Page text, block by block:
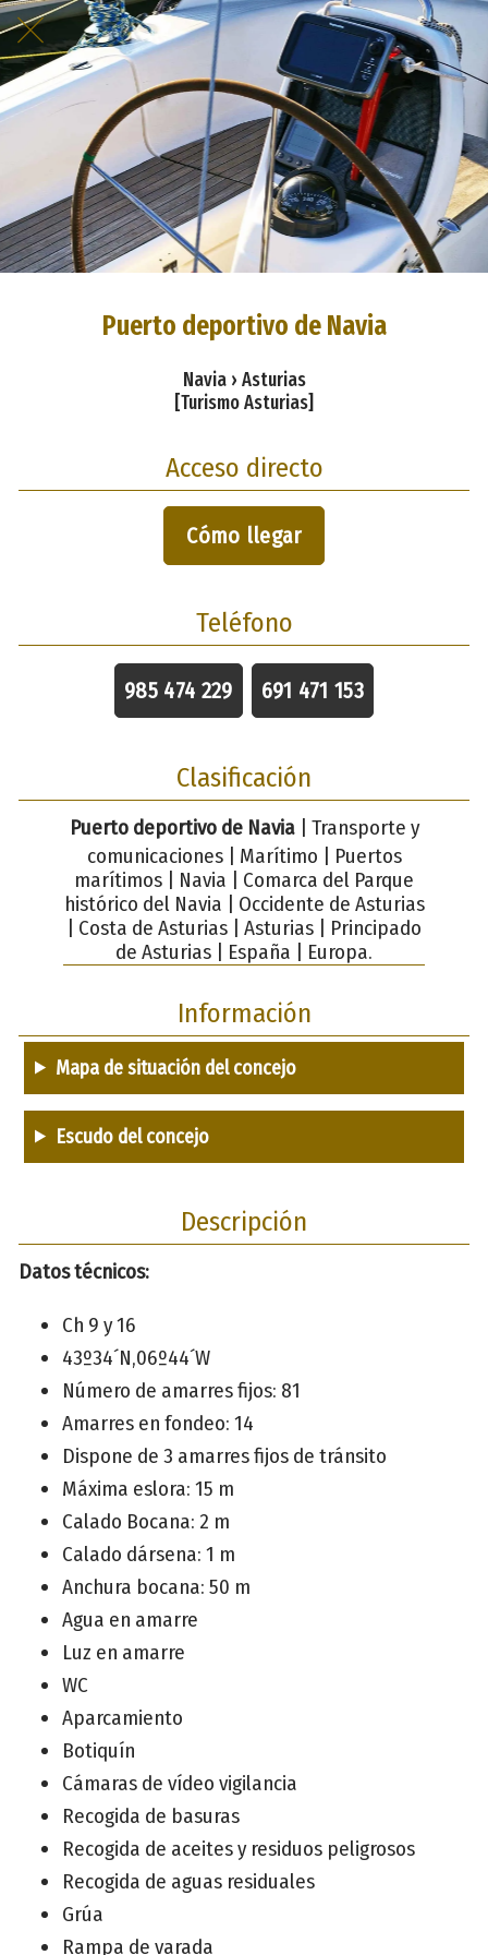
Puerto deportivo de Navia
Navia › Asturias
[Turismo Asturias]
Acceso directo
Cómo llegar
Teléfono
985 474 229 691 471 153
Clasificación
Puerto deportivo de Navia| Transporte y
comunicaciones | Marítimo | Puertos
marítimos | Navia | Comarca del Parque
histórico del Navia | Occidente de Asturias
| Costa de Asturias | Asturias | Principado
de Asturias | España | Europa.
Información
Mapa de situación del concejo
Escudo del concejo
Descripción
Datos técnicos:
Ch 9 y 16
43º34´N,06º44´W
Número de amarres fijos: 81
Amarres en fondeo: 14
Dispone de 3 amarres fijos de tránsito
Máxima eslora: 15 m
Calado Bocana: 2 m
Calado dársena: 1 m
Anchura bocana: 50 m
Agua en amarre
Luz en amarre
WC
Aparcamiento
Botiquín
Cámaras de vídeo vigilancia
Recogida de basuras
Recogida de aceites y residuos peligrosos
Recogida de aguas residuales
Grúa
Rampa de varada